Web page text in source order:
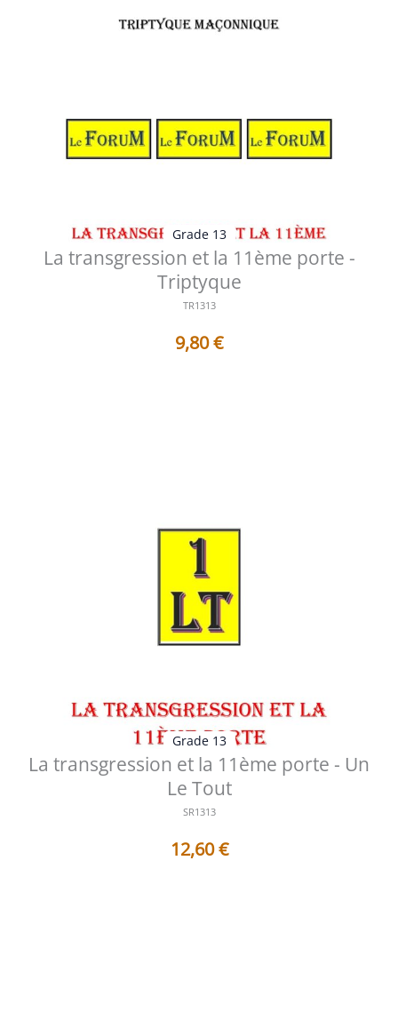
Grade 13
La transgression et la 11ème porte -
Triptyque
TR1313
9,80€
Grade 13
La transgression et la 11ème porte - Un
Le Tout
SR1313
12,60€